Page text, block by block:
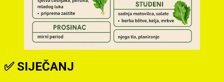
✅ SIJEČANJ